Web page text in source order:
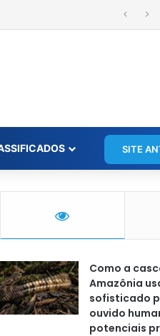
grupo de WhatsApp
SITE
Como a
Amazônia
sofisticado
ouvido
potenciais